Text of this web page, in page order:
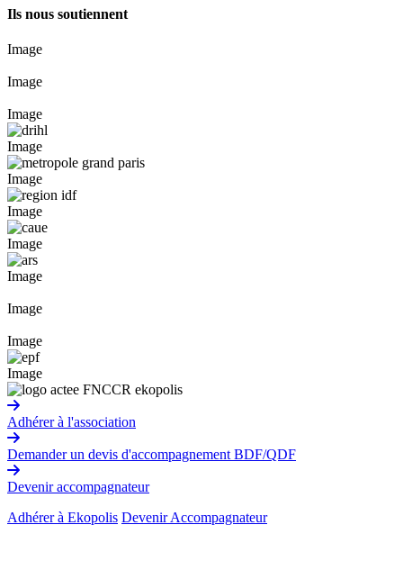
Ils nous soutiennent
Image
Image
Image
Image
Image
Image
Image
Image
Image
Image
Image
Adhérer à l'association
Demander un devis d'accompagnement BDF/QDF
Devenir accompagnateur
Adhérer à Ekopolis Devenir Accompagnateur